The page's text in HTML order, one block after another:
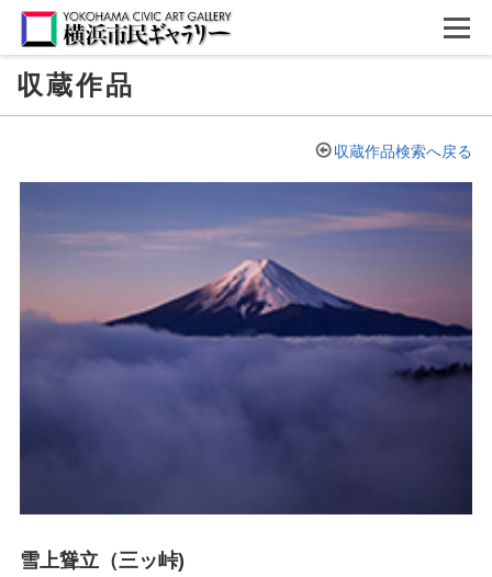
収蔵作品
収蔵作品検索へ戻る
雪上聳立（三ッ峠)